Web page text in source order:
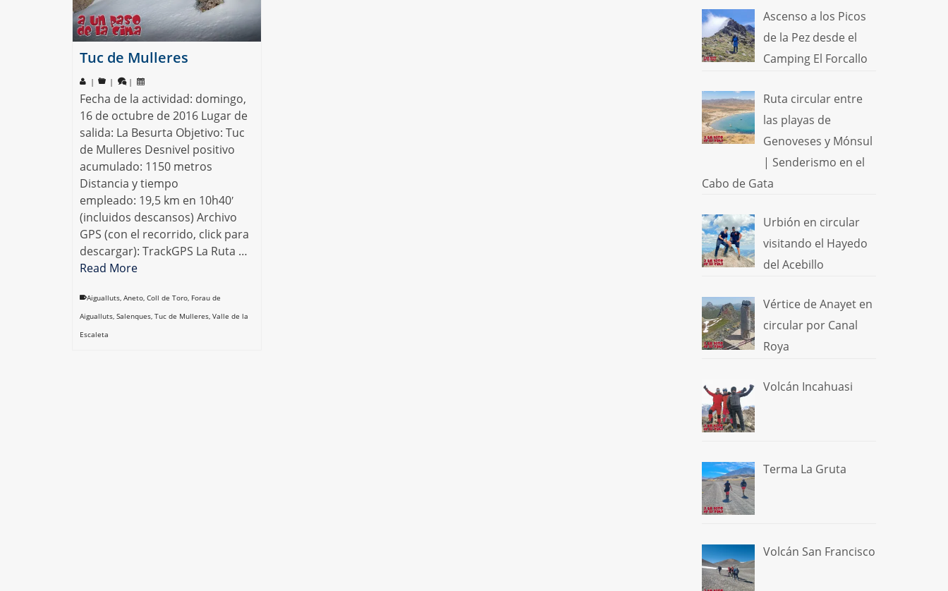
Tuc de Mulleres
| | |
Fecha de la actividad: domingo,
16 de octubre de 2016 Lugar de
salida: La Besurta Objetivo: Tuc
de Mulleres Desnivel positivo
acumulado: 1150 metros
Distancia y tiempo
empleado: 19,5 km en 10h40′
(incluidos descansos) Archivo
GPS (con el recorrido, click para
descargar): TrackGPS La Ruta …
Read More
Aigualluts, Aneto, Coll de Toro, Forau de
Aigualluts, Salenques, Tuc de Mulleres, Valle de la
Escaleta
Ascenso a los Picos
de la Pez desde el
Camping El Forcallo
Ruta circular entre
las playas de
Genoveses y Mónsul
| Senderismo en el
Cabo de Gata
Urbión en circular
visitando el Hayedo
del Acebillo
Vértice de Anayet en
circular por Canal
Roya
Volcán Incahuasi
Terma La Gruta
Volcán San Francisco